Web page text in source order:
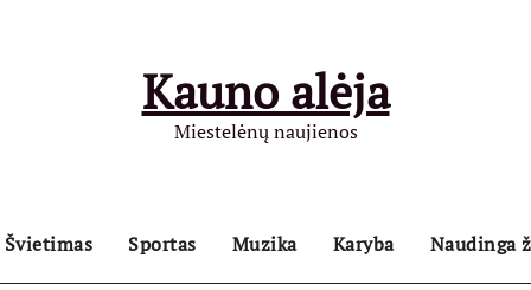
Kauno alėja
Miestelėnų naujienos
Švietimas Sportas Muzika Karyba Naudinga